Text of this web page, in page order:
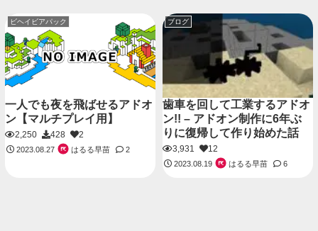
ビヘイビアパック
一人でも夜を飛ばせるアドオ
ン【マルチプレイ用】
2,250 428 2
2023.08.27 はるる早苗 2
ブログ
歯車を回して工業するアドオ
ン!! – アドオン制作に6年ぶ
りに復帰して作り始めた話
3,931 12
2023.08.19 はるる早苗 6